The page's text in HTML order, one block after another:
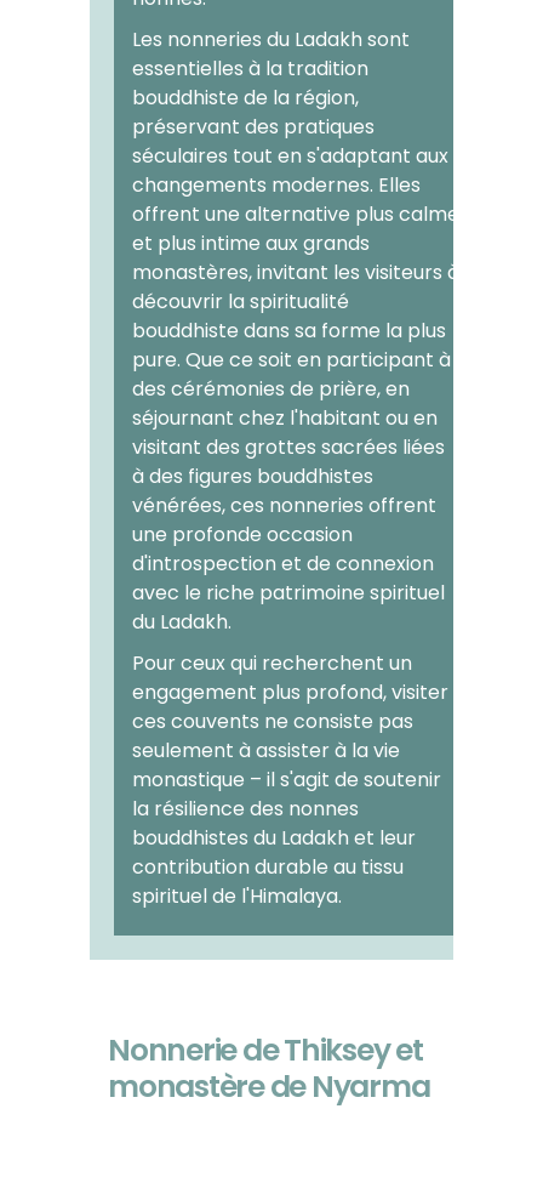
Les nonneries du Ladakh sont
essentielles à la tradition
bouddhiste de la région,
préservant des pratiques
séculaires tout en s'adaptant aux
changements modernes. Elles
offrent une alternative plus calme
et plus intime aux grands
monastères, invitant les visiteurs à
découvrir la spiritualité
bouddhiste dans sa forme la plus
pure. Que ce soit en participant à
des cérémonies de prière, en
séjournant chez l'habitant ou en
visitant des grottes sacrées liées
à des figures bouddhistes
vénérées, ces nonneries offrent
une profonde occasion
d'introspection et de connexion
avec le riche patrimoine spirituel
du Ladakh.
Pour ceux qui recherchent un
engagement plus profond, visiter
ces couvents ne consiste pas
seulement à assister à la vie
monastique – il s'agit de soutenir
la résilience des nonnes
bouddhistes du Ladakh et leur
contribution durable au tissu
spirituel de l'Himalaya.
Nonnerie de Thiksey et
monastère de Nyarma